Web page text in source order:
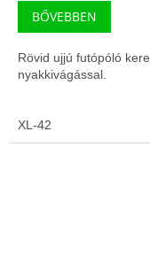
BŐVEBBEN
Rövid ujjú futópóló
nyakkivágással.
XL-42